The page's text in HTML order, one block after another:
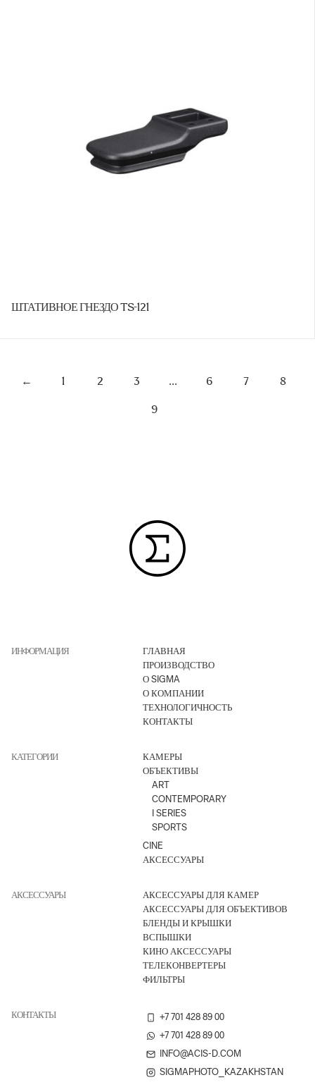
ШТАТИВНОЕ ГНЕЗДО TS-121
← 1 2 3 … 6 7 8
9
ИНФОРМАЦИЯ
ГЛАВНАЯ
ПРОИЗВОДСТВО
О SIGMA
О КОМПАНИИ
ТЕХНОЛОГИЧНОСТЬ
КОНТАКТЫ
КАТЕГОРИИ
КАМЕРЫ
ОБЪЕКТИВЫ
ART
CONTEMPORARY
I SERIES
SPORTS
CINE
АКСЕССУАРЫ
АКСЕССУАРЫ
АКСЕССУАРЫ ДЛЯ КАМЕР
АКСЕССУАРЫ ДЛЯ ОБЪЕКТИВОВ
БЛЕНДЫ И КРЫШКИ
ВСПЫШКИ
КИНО АКСЕССУАРЫ
ТЕЛЕКОНВЕРТЕРЫ
ФИЛЬТРЫ
КОНТАКТЫ
+7 701 428 89 00
+7 701 428 89 00
INFO@ACIS-D.COM
SIGMAPHOTO_KAZAKHSTAN